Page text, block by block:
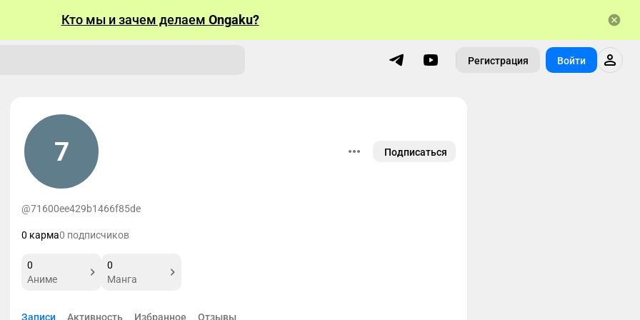
Кто мы и зачем делаем Ongaku?
Регистрация Войти
7 Подписаться
@71600ee429b1466f85de
0 карма0 подписчиков
0
Аниме
0
Манга
Записи Активность Избранное Отзывы